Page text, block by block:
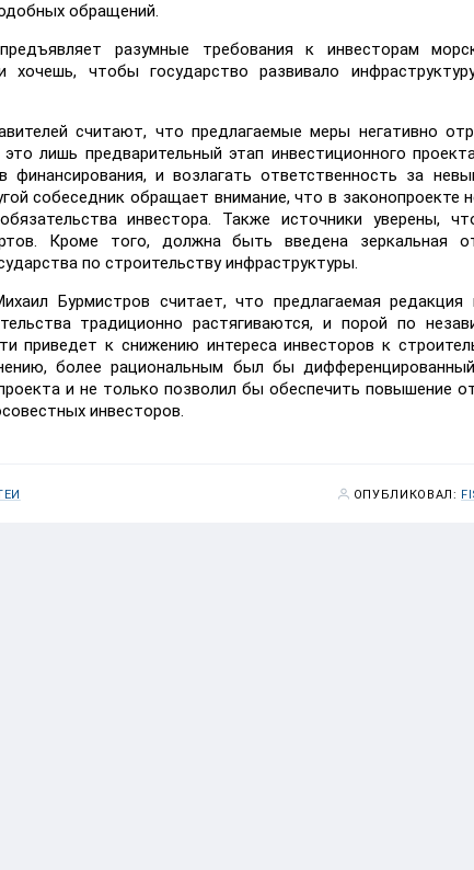
обращений.
разумные требования к инвесторам
хочешь, чтобы государство развивало
считают, что предлагаемые меры негативно
лишь предварительный этап инвестиционного
финансирования, и возлагать ответственность за
собеседник обращает внимание, что в законопроекте
инвестора. Также источники уверены,
Кроме того, должна быть введена зеркальная
по строительству инфраструктуры.
Бурмистров считает, что предлагаемая
традиционно растягиваются, и порой по
приведет к снижению интереса инвесторов к
более рациональным был бы
и не только позволил бы обеспечить повышение
инвесторов.
ОПУБЛИКОВАЛ: